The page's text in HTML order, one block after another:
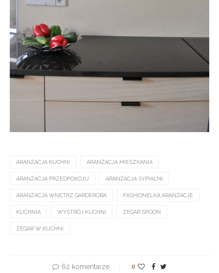
ARANŻACJA KUCHNI ARANŻACJA MIESZKANIA
ARANŻACJA PRZEDPOKOJU ARANŻACJA SYPIALNI
ARANŻACJA WNĘTRZ GARDEROBA FASHIONELKA ARANŻACJE
KUCHNIA WYSTRÓJ KUCHNI ZEGAR SPOON
ZEGAR W KUCHNI
62 komentarze 0